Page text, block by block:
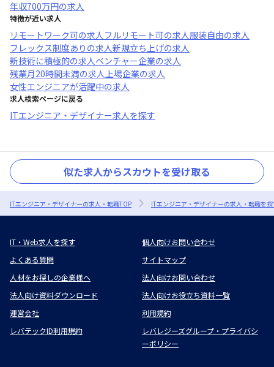
年収700万円の求人
特徴が近い求人
リモートワーク可の求人フルリモート可の求人服装自由の求人
フレックス制度あり の求人新規立ち上げの求人
新技術に積極的の求人ベンチャー企業の求人
残業月20時間未満の求人上場企業の求人
女性エンジニアが活躍中の求人
求人検索ページに戻る
ITエンジニア・デザイナー求人を探す
似た求人からスカウトを受け取る
ITエンジニア・デザイナーの求人・転職TOP ITエンジニア・デザイナーの求人・転職を
IT・Web求人を探す
個人向けお問い合わせ
よくある質問
サイトマップ
人材をお探しの企業様へ
法人向けお問い合わせ
法人向け資料ダウンロード
法人向けお役立ち資料一覧
運営会社
利用規約
レバテックID利用規約
レバレジーズグループ・プライバシ
ーポリシー